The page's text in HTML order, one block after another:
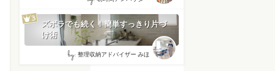
ズボラでも続く！簡単すっきり片づ
け術
by: 整理収納アドバイザー みほ